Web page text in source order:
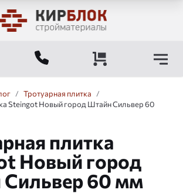
/ Тротуарная плитка
/
Steingot Новый город Штайн Сильвер 60
плитка
Новый город
60 мм